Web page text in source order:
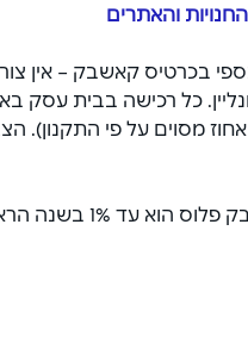
והאתרים
בכרטיס קאשבק – אין
כל רכישה בבית
אחוז מסוים על פי התקנון).